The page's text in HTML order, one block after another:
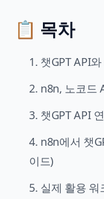
📋 목차
1. 챗GPT API
2. n8n, 노코드
3. 챗GPT API
4. n8n에서 챗
이드)
5. 실제 활용